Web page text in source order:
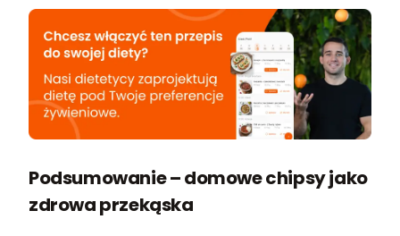
Podsumowanie – domowe chipsy jako
zdrowa przekąska